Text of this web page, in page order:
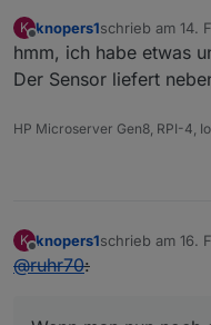
K
Offline
knopers1schrieb am 14.
zuletzt editiert
hmm, ich habe etwas
Der Sensor liefert
HP Microserver Gen8, RPI-4,
K
Offline
knopers1schrieb am 16.
zuletzt editiert
@ruhr70: